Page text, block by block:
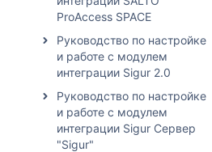
ProAccess SPACE
Руководство по настройке
и работе с модулем
интеграции Sigur 2.0
Руководство по настройке
и работе с модулем
интеграции Sigur Сервер
"Sigur"